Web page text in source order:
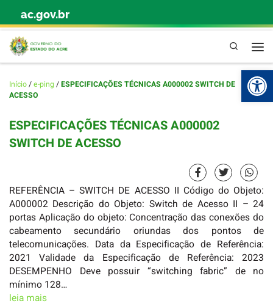
Skip to content
ac.gov.br
Pesquisa
Início/e-ping /ESPECIFICAÇÕES TÉCNICAS A000002 SWITCH DE
ACESSO
ESPECIFICAÇÕES TÉCNICAS A000002
SWITCH DE ACESSO
REFERÊNCIA – SWITCH DE ACESSO II Código do Objeto:
A000002 Descrição do Objeto: Switch de Acesso II – 24
portas Aplicação do objeto: Concentração das conexões do
cabeamento secundário oriundas dos pontos de
telecomunicações. Data da Especificação de Referência:
2021 Validade da Especificação de Referência: 2023
DESEMPENHO Deve possuir “switching fabric” de no
mínimo 128…
leia mais